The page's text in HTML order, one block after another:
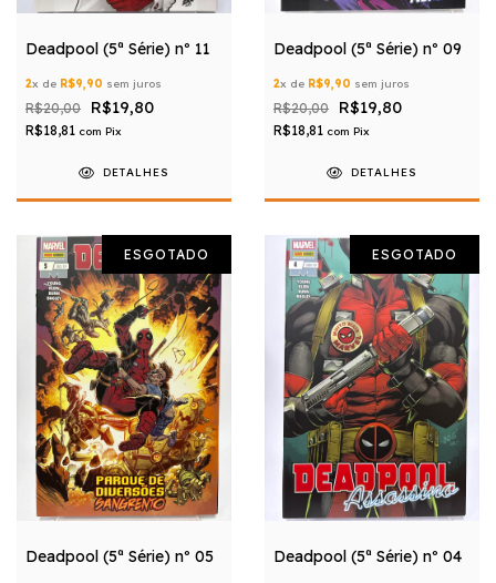
Deadpool (5ª Série) nº 11
2x de R$9,90 sem juros
R$20,00 R$19,80
R$18,81 com Pix
DETALHES
Deadpool (5ª Série) nº 09
2x de R$9,90 sem juros
R$20,00 R$19,80
R$18,81 com Pix
DETALHES
ESGOTADO
Deadpool (5ª Série) nº 05
ESGOTADO
Deadpool (5ª Série) nº 04